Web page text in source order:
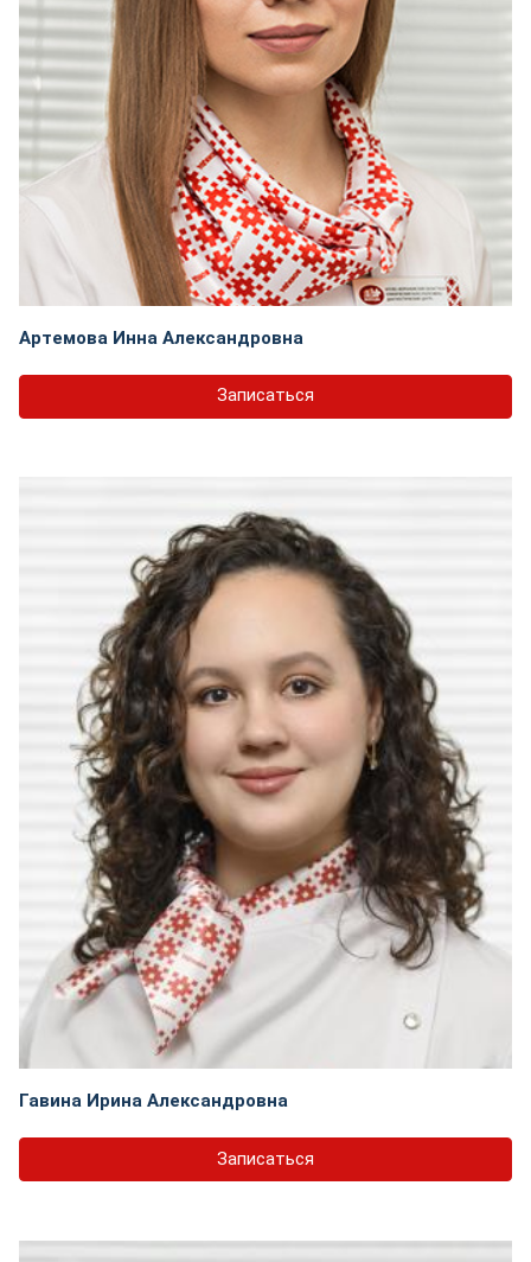
Артемова Инна Александровна
Записаться
Гавина Ирина Александровна
Записаться